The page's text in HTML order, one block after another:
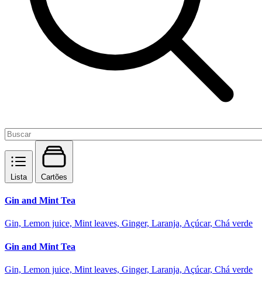
Lista Cartões
Gin and Mint Tea
Gin, Lemon juice, Mint leaves, Ginger, Laranja, Açúcar, Chá verde
Gin and Mint Tea
Gin, Lemon juice, Mint leaves, Ginger, Laranja, Açúcar, Chá verde